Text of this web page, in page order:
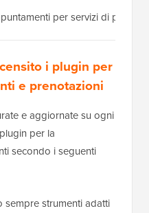
per servizi di persona
i plugin per
e prenotazioni
e aggiornate su ogni
per la
secondo i seguenti
sempre strumenti adatti